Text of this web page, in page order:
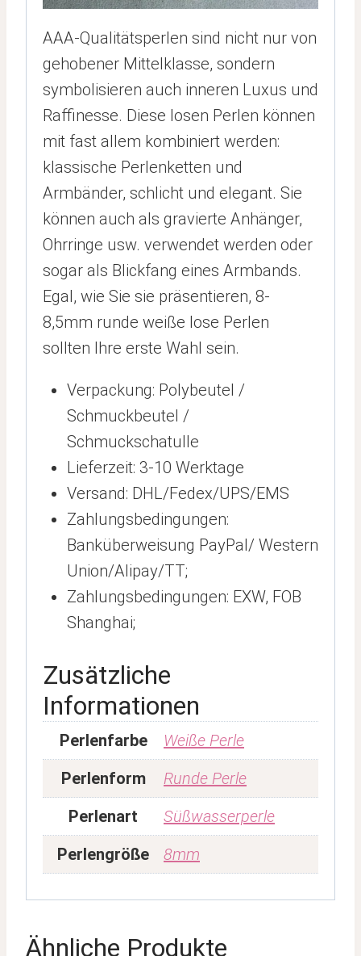
AAA-Qualitätsperlen sind nicht nur von
gehobener Mittelklasse, sondern
symbolisieren auch inneren Luxus und
Raffinesse. Diese losen Perlen können
mit fast allem kombiniert werden:
klassische Perlenketten und
Armbänder, schlicht und elegant. Sie
können auch als gravierte Anhänger,
Ohrringe usw. verwendet werden oder
sogar als Blickfang eines Armbands.
Egal, wie Sie sie präsentieren, 8-
8,5mm runde weiße lose Perlen
sollten Ihre erste Wahl sein.
Verpackung: Polybeutel /
Schmuckbeutel /
Schmuckschatulle
Lieferzeit: 3-10 Werktage
Versand: DHL/Fedex/UPS/EMS
Zahlungsbedingungen:
Banküberweisung PayPal/ Western
Union/Alipay/TT;
Zahlungsbedingungen: EXW, FOB
Shanghai;
Zusätzliche
Informationen
Perlenfarbe
Weiße Perle
Perlenform
Runde Perle
Perlenart
Süßwasserperle
Perlengröße
8mm
Ähnliche Produkte